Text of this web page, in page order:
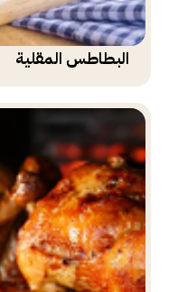
البطاطس المقلية